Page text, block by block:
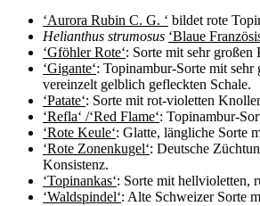
‘Aurora Rubin C. G. ‘ bildet rote
Helianthus strumosus ‘Blaue
‘Gföhler Rote‘: Sorte mit sehr
‘Gigante‘: Topinambur-Sorte mit
vereinzelt gelblich gefleckten Schale.
‘Patate‘: Sorte mit rot-violetten
‘Refla‘ /‘Red Flame‘: Topinambur-
‘Rote Keule‘: Glatte, längliche Sorte
‘Rote Zonenkugel‘: Deutsche
Konsistenz.
‘Topinankas‘: Sorte mit hellvioletten,
‘Waldspindel‘: Alte Schweizer Sorte